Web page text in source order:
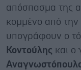
απόσπασμα της
κομμένο από
υπογράφουν ο
Κοντούλης και ο